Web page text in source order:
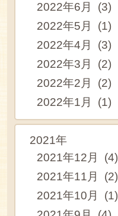
2022年6月 (3)
2022年5月 (1)
2022年4月 (3)
2022年3月 (2)
2022年2月 (2)
2022年1月 (1)
2021年
2021年12月 (4)
2021年11月 (2)
2021年10月 (1)